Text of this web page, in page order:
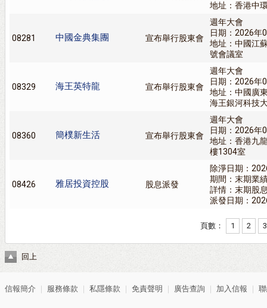
地址：香港中
08281 中國金典集團 宣布舉行股東會
週年大會
日期：2026年
地址：中國江
號會議室
08329 海王英特龍 宣布舉行股東會
週年大會
日期：2026年
地址：中國廣
海王銀河科技
08360 簡樸新生活 宣布舉行股東會
週年大會
日期：2026年
地址：香港九
樓1304室
08426 雅居投資控股 股息派發
除淨日期：
期間：末期業
詳情：末期股
派發日期：
頁數： 1 2 3
回上
信報簡介 服務條款 私隱條款 免責聲明 廣告查詢 加入信報